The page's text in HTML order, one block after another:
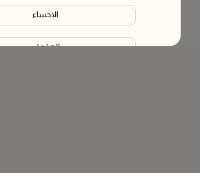
الاحساء
الهفوف‎